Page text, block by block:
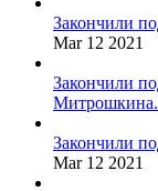
Закончили
Mar 12 2021
Закончили
Митрошкина.
Закончили
Mar 12 2021